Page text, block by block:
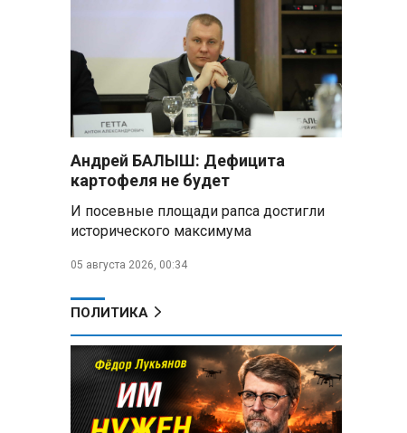
отбивал атаки ВСУ под ударами
Владимир Путин:
Безопасность в Белгородской
области — главный приоритет, но
соцвопросы забывать нельзя
Год колонии за попытку
«пересидеть» призыв в России:
осудили за уклонение от
службы
В Свердловской области
производителя дронов «Упырь»
Российские пловцы
выиграли все золотые медали
первого дня Кубка мира по
зимнему плаванию
Андрей БАЛЫШ: Дефицита
картофеля не будет
И посевные площади рапса достигли
исторического максимума
05 августа 2026, 00:34
ПОЛИТИКА